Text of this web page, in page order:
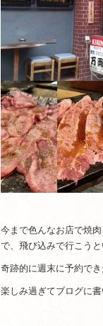
今まで色んなお店で焼
で、飛び込みで行こう
奇跡的に週末に予約で
楽しみ過ぎてブログに